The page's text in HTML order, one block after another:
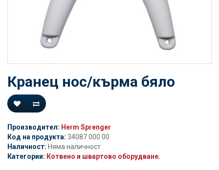
Кранец нос/кърма бяло
Производител: Herm Sprenger
Код на продукта: 34087 000 00
Наличност: Няма наличност
Категории: Котвено и швартово оборудване;